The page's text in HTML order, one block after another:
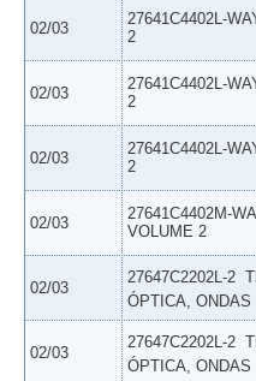
02/03
27641C4402L-
2
02/03
27641C4402L-
2
02/03
27641C4402L-
2
02/03
27641C4402M-
VOLUME 2
02/03
27647C2202L-2 
ÓPTICA, ONDAS
02/03
27647C2202L-2 
ÓPTICA, ONDAS